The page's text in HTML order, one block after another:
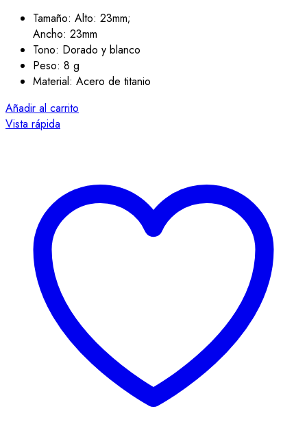
Tamaño: Alto: 23mm;
Ancho: 23mm
Tono: Dorado y blanco
Peso: 8 g
Material: Acero de titanio
Añadir al carrito
Vista rápida